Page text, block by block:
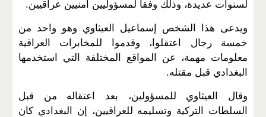
لسنوات عديدة، وذلك وفقا لمسؤوليين أمنيين عراقيين.
ويدعى هذا الشخص إسماعيل العيثاوي وهو واحد من
خمسة رجال اعتقلوا، وقدموا للمخابرات العراقية
معلومات مهمة، عن المواقع المختلفة التي استخدمها
البغدادي قبل مقتله.
وقال العيثاوي للمسؤولين، بعد اعتقاله من قبل
السلطات التركية وتسليمه للعراقيين، إن البغدادي كان